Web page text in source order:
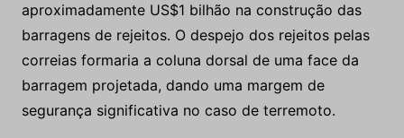
aproximadamente US$1 bilhão na construção das
barragens de rejeitos. O despejo dos rejeitos pelas
correias formaria a coluna dorsal de uma face da
barragem projetada, dando uma margem de
segurança significativa no caso de terremoto.